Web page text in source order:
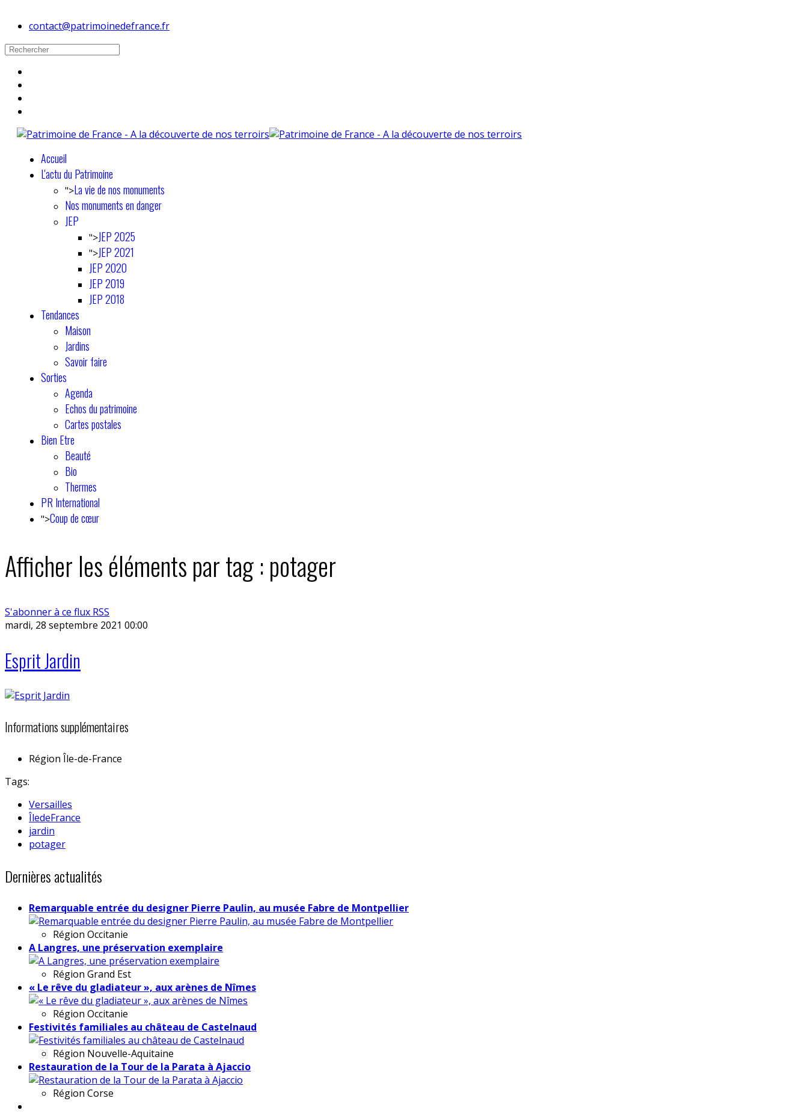
contact@patrimoinedefrance.fr
Accueil
L'actu du Patrimoine
">La vie de nos monuments
Nos monuments en danger
JEP
">JEP 2025
">JEP 2021
JEP 2020
JEP 2019
JEP 2018
Tendances
Maison
Jardins
Savoir faire
Sorties
Agenda
Echos du patrimoine
Cartes postales
Bien Etre
Beauté
Bio
Thermes
PR International
">Coup de cœur
Afficher les éléments par tag : potager
S'abonner à ce flux RSS
mardi, 28 septembre 2021 00:00
Esprit Jardin
Informations supplémentaires
Région Île-de-France
Tags:
Versailles
ÎledeFrance
jardin
potager
Dernières actualités
Remarquable entrée du designer Pierre Paulin, au musée Fabre de Montpellier
Région Occitanie
A Langres, une préservation exemplaire
Région Grand Est
« Le rêve du gladiateur », aux arènes de Nîmes
Région Occitanie
Festivités familiales au château de Castelnaud
Région Nouvelle-Aquitaine
Restauration de la Tour de la Parata à Ajaccio
Région Corse